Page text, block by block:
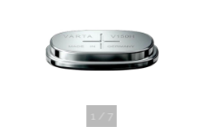
1 7